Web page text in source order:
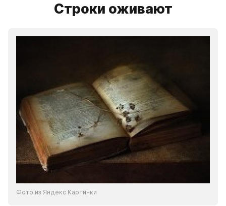
Строки оживают
Фото из Яндекс Картинки